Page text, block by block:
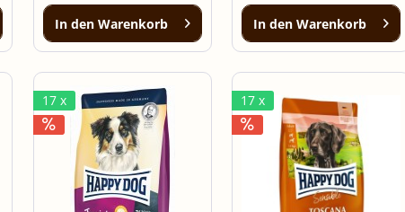
In den Warenkorb In den Warenkorb
17 x 17 x